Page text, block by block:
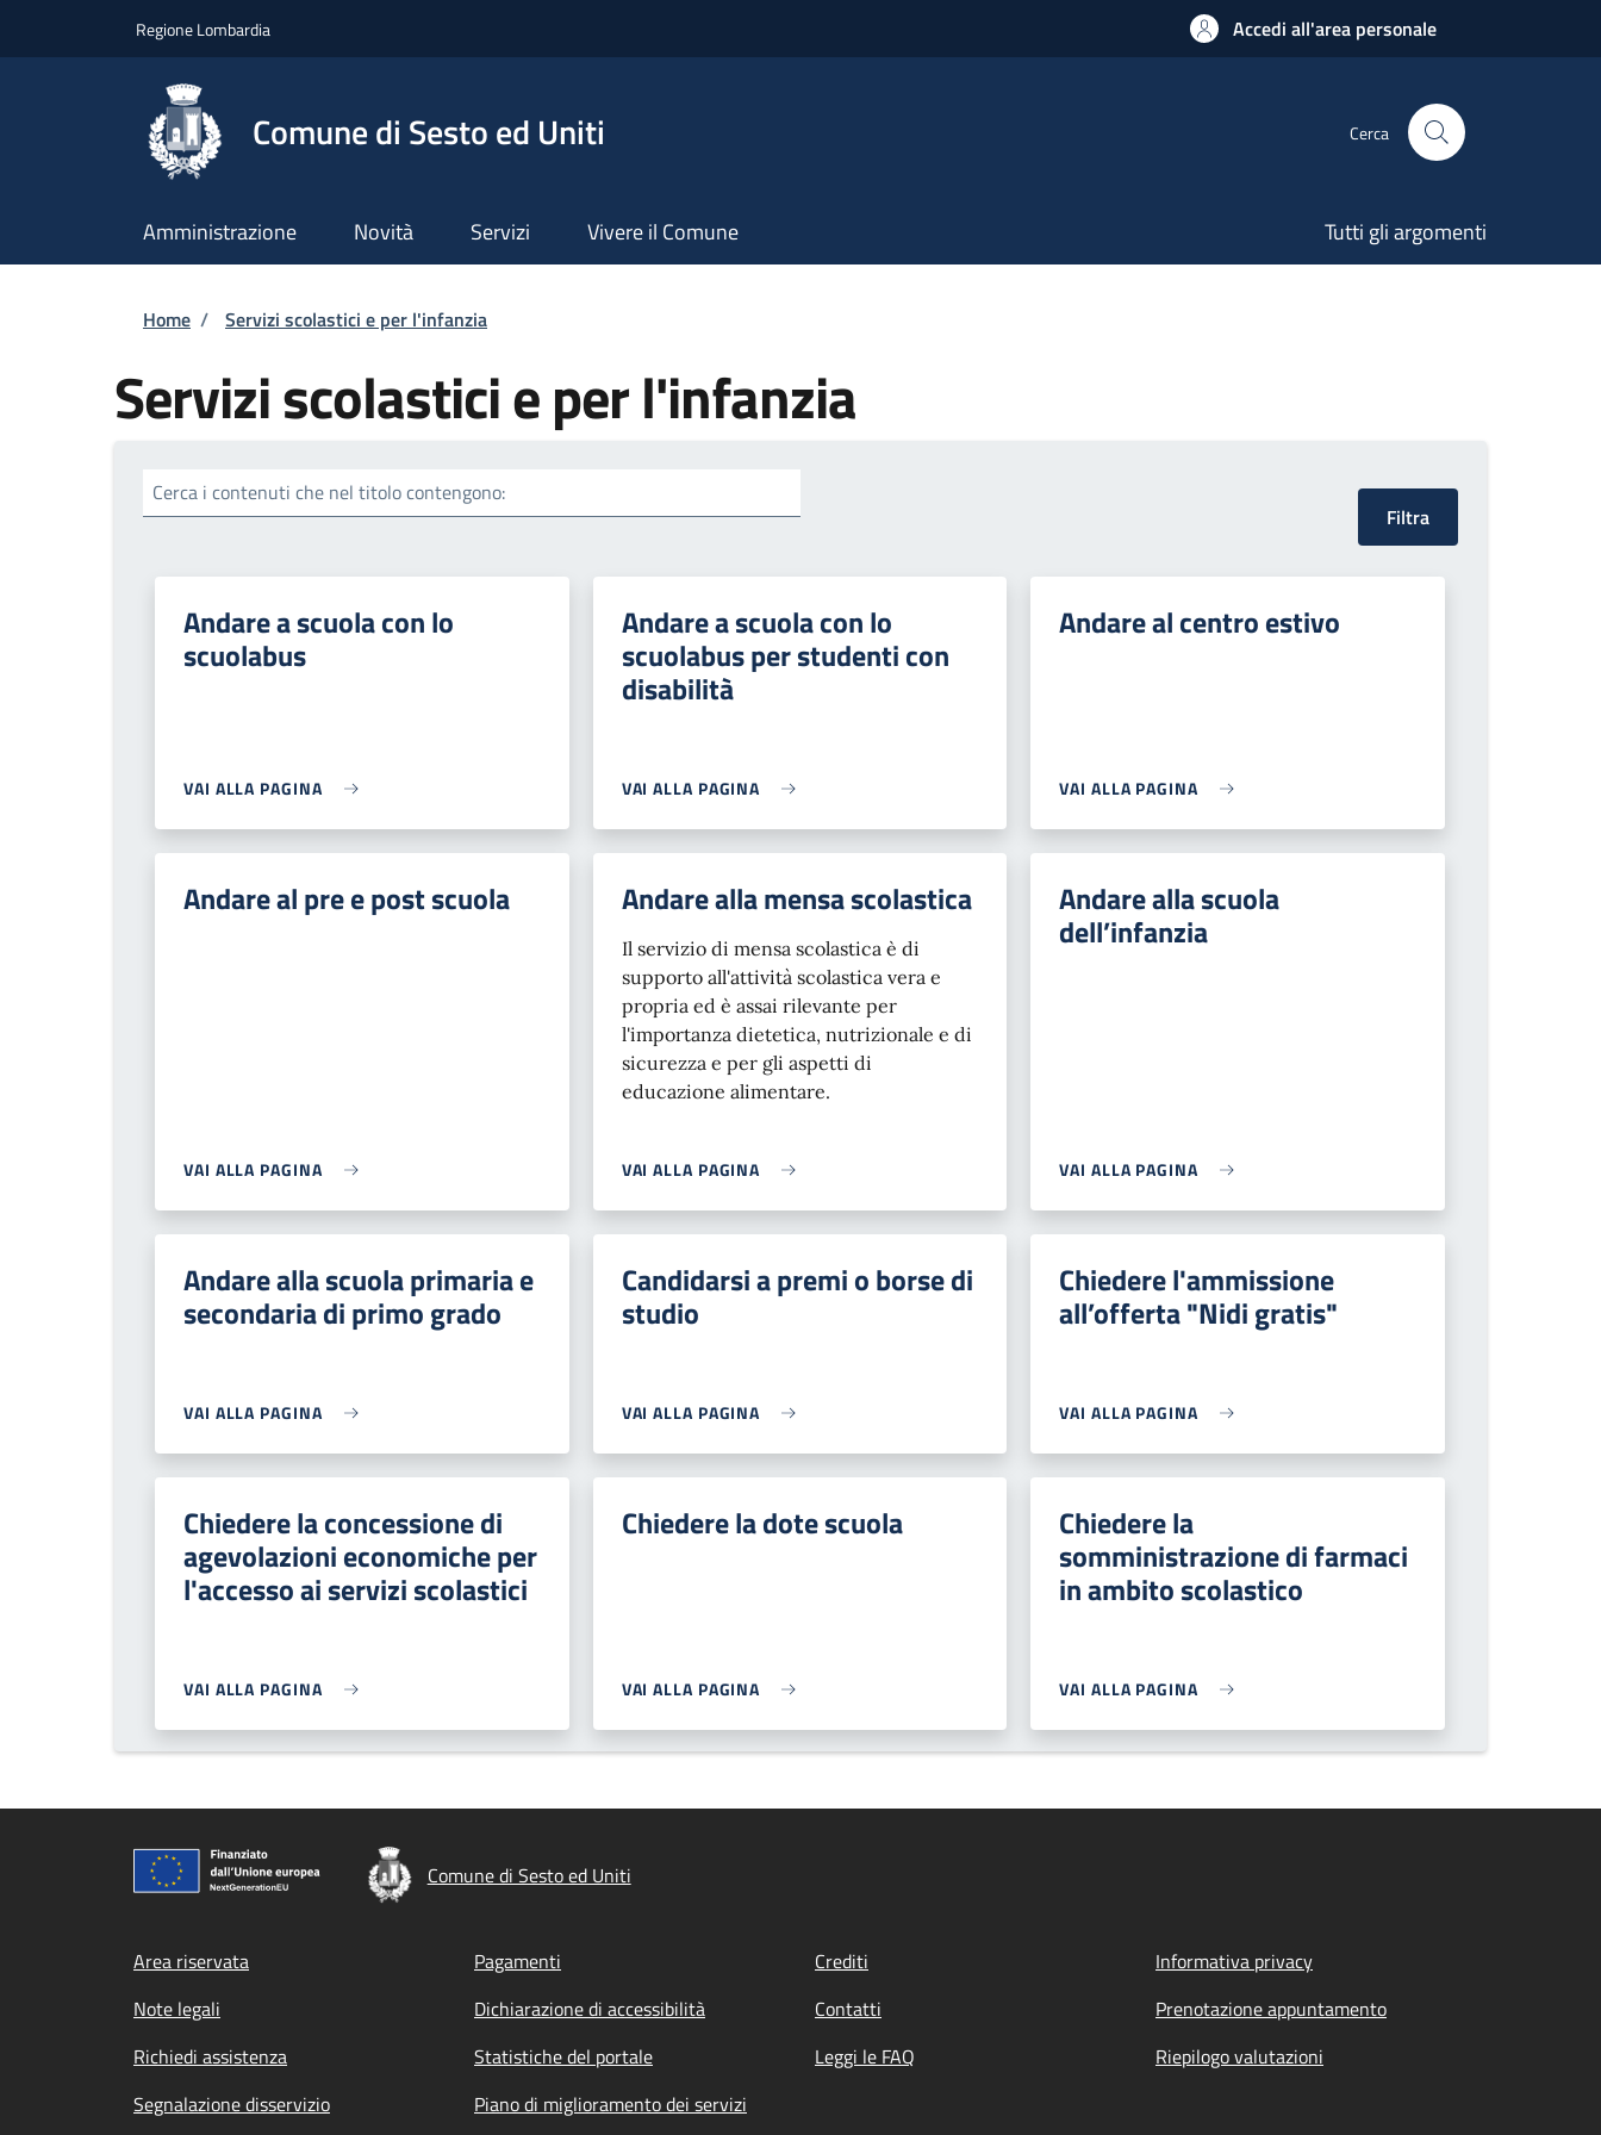
Regione Lombardia Accedi all'area personale
Comune di Sesto ed Uniti Cerca
Amministrazione Novità Servizi Vivere il Comune Tutti gli argomenti
Briciole di pane
Home / Servizi scolastici e per l'infanzia
Servizi scolastici e per l'infanzia
Cerca i contenuti che nel titolo contengono:
Andare a scuola con lo
scuolabus
VAI ALLA PAGINA
Andare a scuola con lo
scuolabus per studenti con
disabilità
VAI ALLA PAGINA
Andare al centro estivo
VAI ALLA PAGINA
Andare al pre e post scuola
VAI ALLA PAGINA
Andare alla mensa scolastica
Il servizio di mensa scolastica è di
supporto all'attività scolastica vera e
propria ed è assai rilevante per
l'importanza dietetica, nutrizionale e di
sicurezza e per gli aspetti di
educazione alimentare.
VAI ALLA PAGINA
Andare alla scuola
dell’infanzia
VAI ALLA PAGINA
Andare alla scuola primaria e
secondaria di primo grado
VAI ALLA PAGINA
Candidarsi a premi o borse di
studio
VAI ALLA PAGINA
Chiedere l'ammissione
all’offerta "Nidi gratis"
VAI ALLA PAGINA
Chiedere la concessione di
agevolazioni economiche per
l'accesso ai servizi scolastici
VAI ALLA PAGINA
Chiedere la dote scuola
VAI ALLA PAGINA
Chiedere la
somministrazione di farmaci
in ambito scolastico
VAI ALLA PAGINA
Comune di Sesto ed Uniti
Footer menu
Area riservata Pagamenti Crediti
Informativa privacy
Note legali
Dichiarazione di accessibilità Contatti
Prenotazione appuntamento
Richiedi assistenza
Statistiche del portale Leggi le FAQ
Riepilogo valutazioni
Segnalazione disservizio
Piano di miglioramento dei servizi